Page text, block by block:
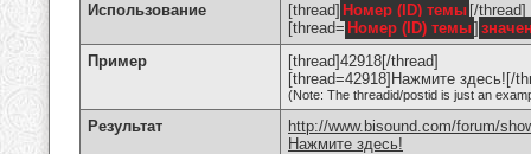
Использование [thread] Номер (ID) темы [/thread]
[thread= Номер (ID) темы]
Пример
[thread]42918[/thread]
[thread=42918]Нажмите здесь![/
(Note: The threadid/postid is just an
Результат
http://www.bisound.com/forum/
Нажмите здесь!